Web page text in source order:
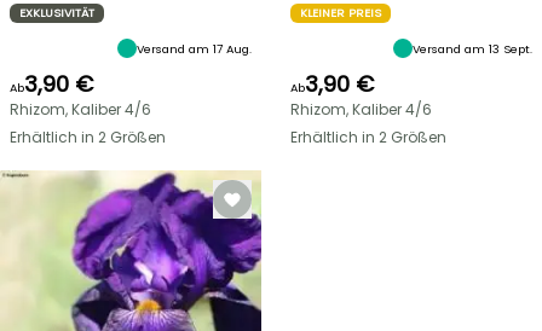
EXKLUSIVITÄT
Versand am 17 Aug.
Ab3,90 €
Rhizom, Kaliber 4/6
Erhältlich in 2 Größen
KLEINER PREIS
Versand am 13 Sept.
Ab3,90 €
Rhizom, Kaliber 4/6
Erhältlich in 2 Größen